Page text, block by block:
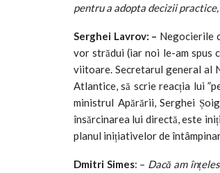
pentru a adopta decizii
Serghei Lavrov: – Negocierile
vor strădui (iar noi le-am spus
viitoare. Secretarul general al
Atlantice, să scrie reacția lui
ministrul Apărării, Serghei
însărcinarea lui directă, este
planul inițiativelor de
Dmitri Simes: – Dacă am